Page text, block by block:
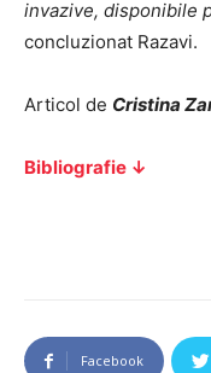
invazive, disponibile
concluzionat Razavi.
Articol de Cristina
Bibliografie ↓
Facebook